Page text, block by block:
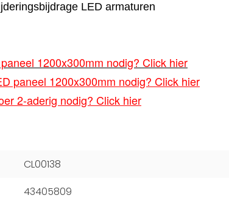
LED armaturen
1200x300mm nodig? Click hier
paneel 1200x300mm nodig? Click hier
2-aderig nodig? Click hier
CL00138
43405809